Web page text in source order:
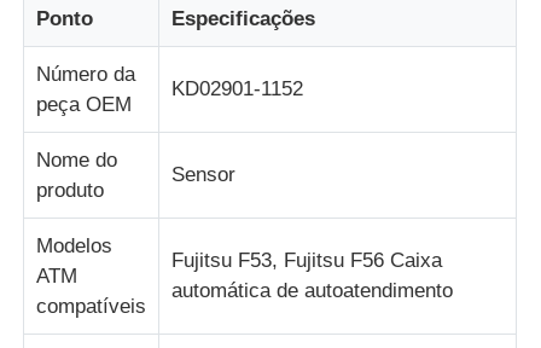
Casa
Produtos
Vídeos
Quem Somos
Ponto Especificações
Número da
peça OEM
KD02901-1152
Nome do
produto
Sensor
Modelos
ATM
compatíveis
Fujitsu F53, Fujitsu F56 Caixa
automática de autoatendimento